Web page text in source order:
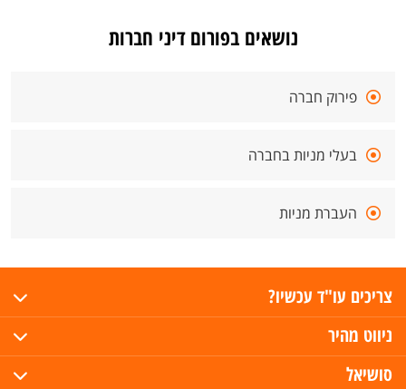
נושאים בפורום דיני חברות
פירוק חברה
בעלי מניות בחברה
העברת מניות
צריכים עו"ד עכשיו?
ניווט מהיר
סושיאל